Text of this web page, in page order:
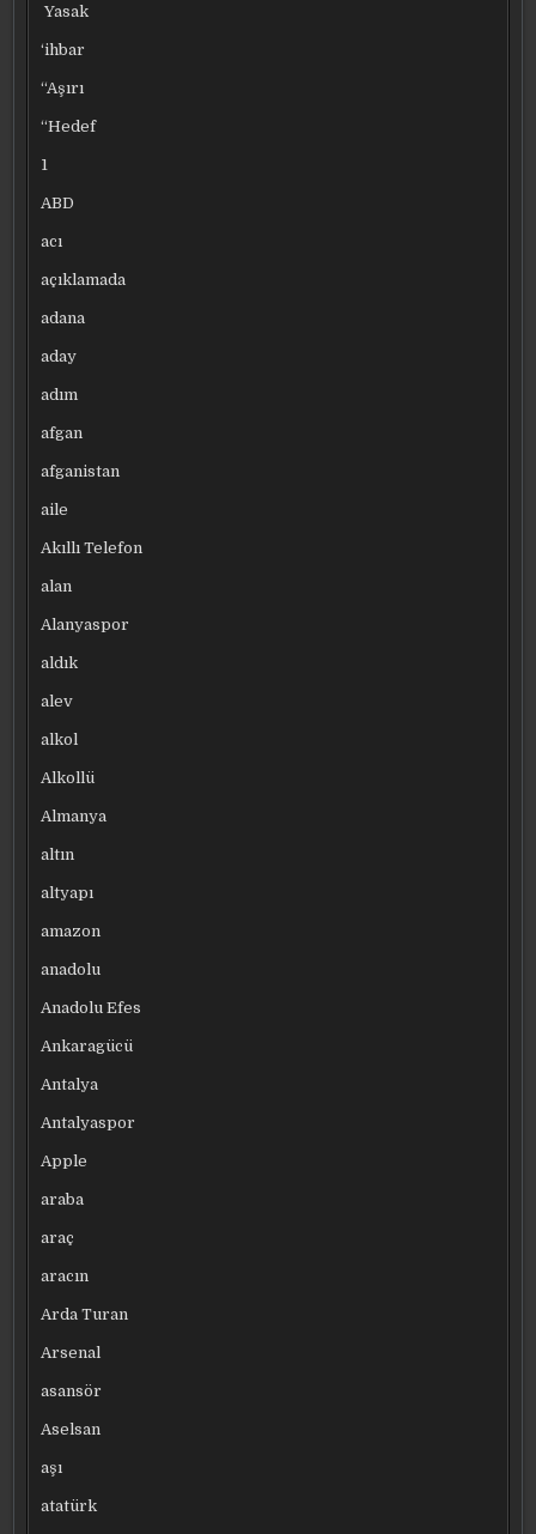
Yasak
‘ihbar
“Aşırı
“Hedef
1
ABD
acı
açıklamada
adana
aday
adım
afgan
afganistan
aile
Akıllı Telefon
alan
Alanyaspor
aldık
alev
alkol
Alkollü
Almanya
altın
altyapı
amazon
anadolu
Anadolu Efes
Ankaragücü
Antalya
Antalyaspor
Apple
araba
araç
aracın
Arda Turan
Arsenal
asansör
Aselsan
aşı
atatürk